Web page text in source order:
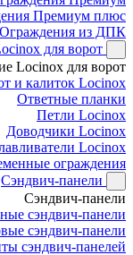
Премиум плюс
Ограждения из ДПК
для ворот
Locinox для ворот
и калиток Locinox
Ответные планки
Петли Locinox
Доводчики Locinox
Locinox
ограждения
Сэндвич-панели
Сэндвич-панели
сэндвич-панели
сэндвич-панели
сэндвич-панелей